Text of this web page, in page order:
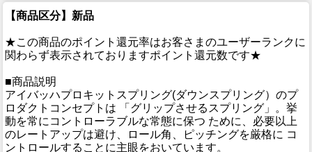
【商品区分】新品
★この商品のポイント還元率はお客さまのユーザーランクに
関わらず表示されておりますポイント還元数です★
■商品説明
アイバッハプロキットスプリング(ダウンスプリング）のプ
ロダクトコンセプトは 「グリップさせるスプリング」。挙
動を常にコントローラブルな常態に保つ ために、必要以上
のレートアップは避け、ロール角、ピッチングを厳格に コ
ントロールすることに主眼をおいています。